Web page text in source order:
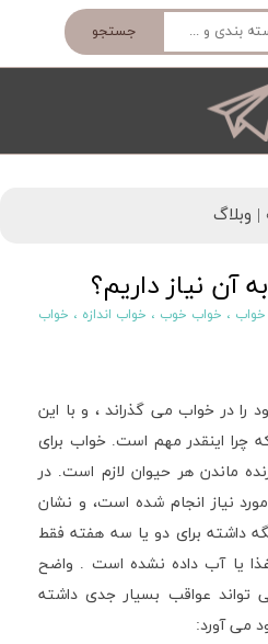
جستجو
| وبلاگ
نیاز داریم؟
خواب ، خواب خوب ، خواب اندازه ، خواب
3 از زندگی خود را در خواب می گذراند ، و با این
چرا اینقدر مهم است. خواب برای
ماندن هر حیوان لازم است. در
نیاز انجام شده است، و نشان
داشته برای دو یا سه هفته فقط
یا آب داده نشده است . واضح
عواقب بسیار جدی داشته
می آورد: